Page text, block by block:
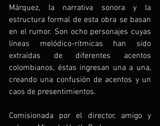
Márquez, la narrativa sonora y la
estructura formal de esta obra se basan
en el rumor. Son ocho personajes cuyas
líneas melódico-rítmicas han sido
extraídas de diferentes acentos
colombianos, éstas ingresan una a una,
creando una confusión de acentos y un
caos de presentimientos.
Comisionada por el director, amigo y